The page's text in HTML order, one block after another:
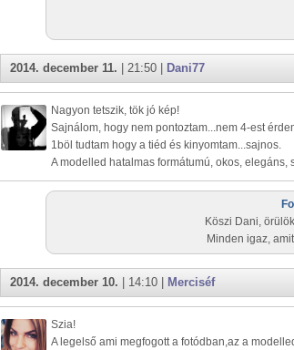
2014. december 11. | 21:50 | Dani77
Nagyon tetszik, tök jó kép!
Sajnálom, hogy nem pontoztam...nem 4-est
1böl tudtam hogy a tiéd és kinyomtam...sajnos.
A modelled hatalmas formátumú, okos, elegáns,
Köszi Dani,
Minden igaz,
2014. december 10. | 14:10 | Merciséf
Szia!
A legelső ami megfogott a fotódban,az a